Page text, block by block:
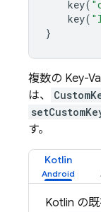
key(
key(
}
複数の Key-
は、
す。
Kotlin
Kotlin の